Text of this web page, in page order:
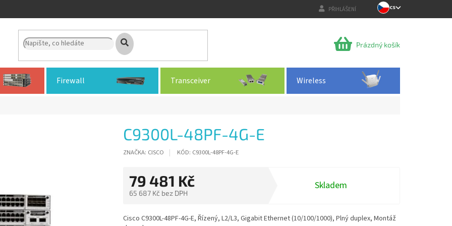
PŘIHLÁŠENÍ CS
NÁKUPNÍ
Prázdný košík
Firewall Transceiver Wireless
C9300L-48PF-4G-E
ZNAČKA: CISCO KÓD: C9300L-48PF-4G-E
79 481 Kč
65 687 Kč bez DPH
cena:
Skladem
Cisco C9300L-48PF-4G-E, Řízený, L2/L3, Gigabit Ethernet (10/100/1000), Plný duplex, Montáž